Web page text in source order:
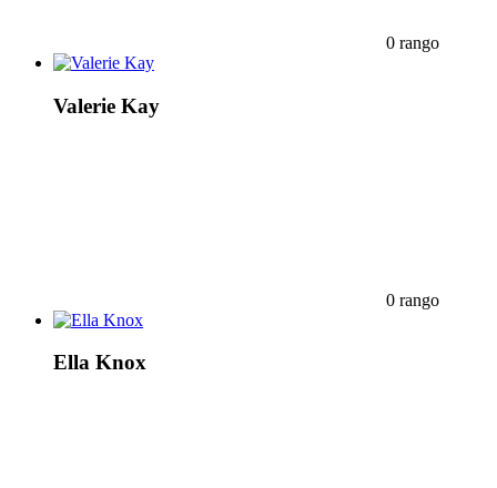
0 rango
Valerie Kay
0 rango
Ella Knox